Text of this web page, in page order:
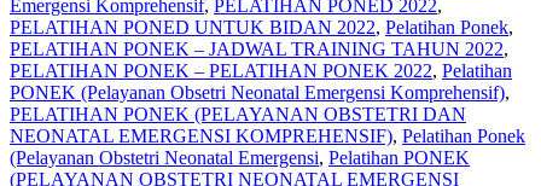
Emergensi Komprehensif, PELATIHAN PONED 2022,
PELATIHAN PONED UNTUK BIDAN 2022, Pelatihan Ponek,
PELATIHAN PONEK – JADWAL TRAINING TAHUN 2022,
PELATIHAN PONEK – PELATIHAN PONEK 2022, Pelatihan
PONEK (Pelayanan Obsetri Neonatal Emergensi Komprehensif),
PELATIHAN PONEK (PELAYANAN OBSTETRI DAN
NEONATAL EMERGENSI KOMPREHENSIF), Pelatihan Ponek
(Pelayanan Obstetri Neonatal Emergensi, Pelatihan PONEK
(PELAYANAN OBSTETRI NEONATAL EMERGENSI